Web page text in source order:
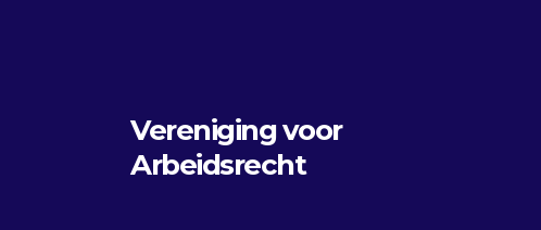
Vereniging voor
Arbeidsrecht